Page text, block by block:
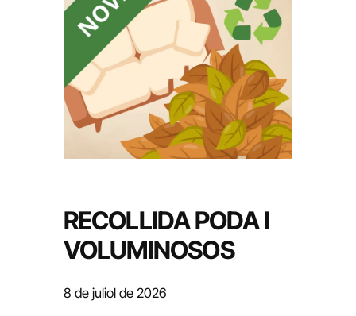
RECOLLIDA PODA I
VOLUMINOSOS
8 de juliol de 2026